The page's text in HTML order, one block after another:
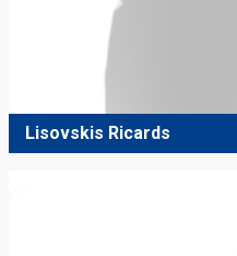
Lisovskis Ricards